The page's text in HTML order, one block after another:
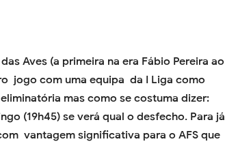
Aves (a primeira na era Fábio Pereira ao
jogo com uma equipa da I Liga como
mas como se costuma dizer:
(19h45) se verá qual o desfecho. Para já
vantagem significativa para o AFS que